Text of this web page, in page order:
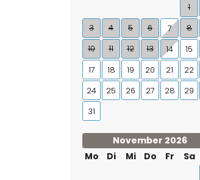
1
3
4 5 6 7 8
10
11 12 13 14 15
17
18 19 20 21 22
24
25 26 27 28 29
31
November 2026
Mo
Di Mi Do Fr Sa